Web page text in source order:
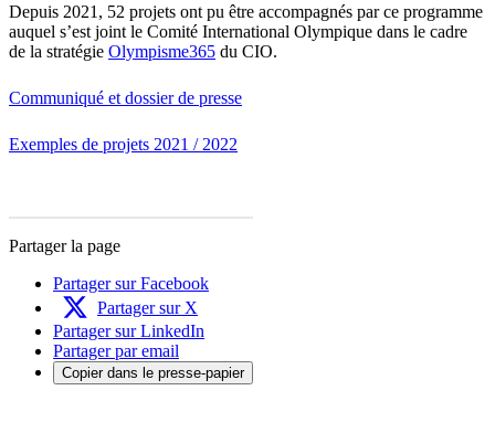
Depuis 2021, 52 projets ont pu être accompagnés par ce programme
auquel s’est joint le Comité International Olympique dans le cadre
de la stratégie Olympisme365 du CIO.
Communiqué et dossier de presse
Exemples de projets 2021 / 2022
Partager la page
Partager sur Facebook
Partager sur X
Partager sur LinkedIn
Partager par email
Copier dans le presse-papier